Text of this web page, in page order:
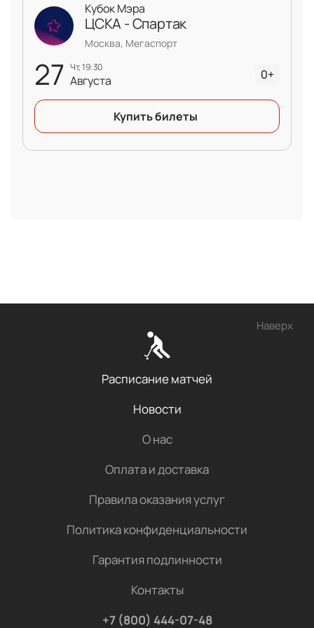
27 чт, 19:30
Августа
Кубок Мэра
ЦСКА - Спартак
Москва, Мегаспорт
0+
Купить билеты
Наверх
Расписание матчей
Новости
О нас
Оплата и доставка
Правила оказания услуг
Политика конфиденциальности
Гарантия подлинности
Контакты
+7 (800) 444-07-48